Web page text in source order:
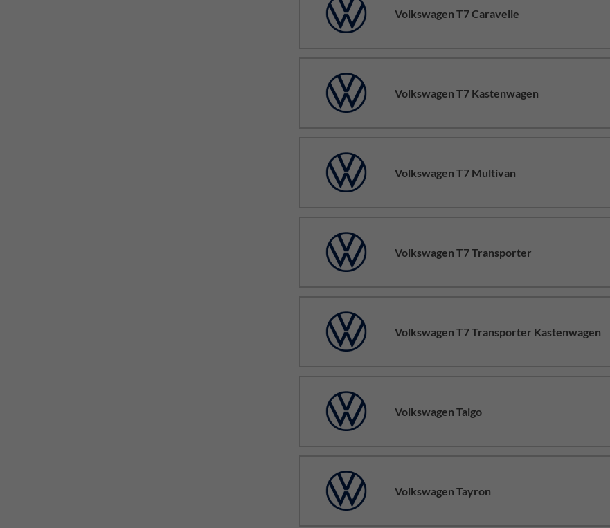
Volkswagen T7 Caravelle
Volkswagen T7 Kastenwagen
Volkswagen T7 Multivan
Volkswagen T7 Transporter
Volkswagen T7 Transporter Kastenwagen
Volkswagen Taigo
Volkswagen Tayron